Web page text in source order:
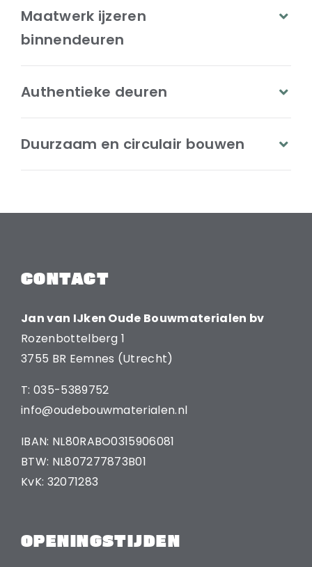
Maatwerk ijzeren
binnendeuren
Authentieke deuren
Duurzaam en circulair bouwen
CONTACT
Jan van IJken Oude Bouwmaterialen bv
Rozenbottelberg 1
3755 BR Eemnes (Utrecht)
T: 035-5389752
info@oudebouwmaterialen.nl
IBAN: NL80RABO0315906081
BTW: NL807277873B01
KvK: 32071283
OPENINGSTIJDEN